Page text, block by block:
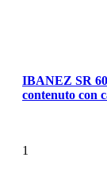
IBANEZ SR
contenuto con
1